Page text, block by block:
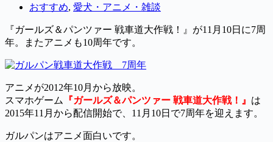
おすすめ, 愛犬・アニメ・雑談
『ガールズ＆パンツァー 戦車道大作戦！』が11月10日に7周
年。またアニメも10周年です。
アニメが2012年10月から放映。
スマホゲーム
『ガールズ＆パンツァー 戦車道大作戦！』 は
2015年11月から配信開始で、11月10日で7周年を迎えます。
ガルパンはアニメ面白いです。